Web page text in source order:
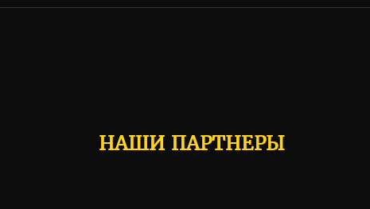
НАШИ ПАРТНЕРЫ